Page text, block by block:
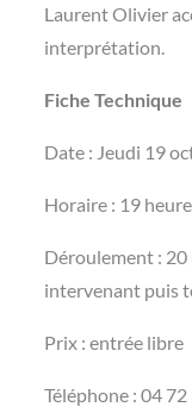
Laurent Olivier
interprétation.
Fiche Technique
Date : Jeudi 19
Horaire : 19
Déroulement :
intervenant puis
Prix : entrée libre
Téléphone : 04